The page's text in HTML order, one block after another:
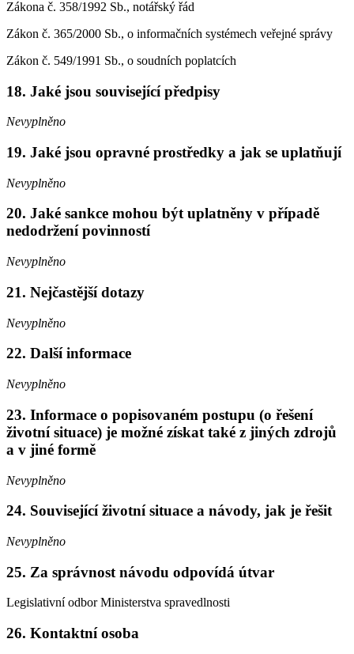
Zákona č. 358/1992 Sb., notářský řád
Zákon č. 365/2000 Sb., o informačních systémech veřejné správy
Zákon č. 549/1991 Sb., o soudních poplatcích
18. Jaké jsou související předpisy
Nevyplněno
19. Jaké jsou opravné prostředky a jak se uplatňují
Nevyplněno
20. Jaké sankce mohou být uplatněny v případě
nedodržení povinností
Nevyplněno
21. Nejčastější dotazy
Nevyplněno
22. Další informace
Nevyplněno
23. Informace o popisovaném postupu (o řešení
životní situace) je možné získat také z jiných zdrojů
a v jiné formě
Nevyplněno
24. Související životní situace a návody, jak je řešit
Nevyplněno
25. Za správnost návodu odpovídá útvar
Legislativní odbor Ministerstva spravedlnosti
26. Kontaktní osoba